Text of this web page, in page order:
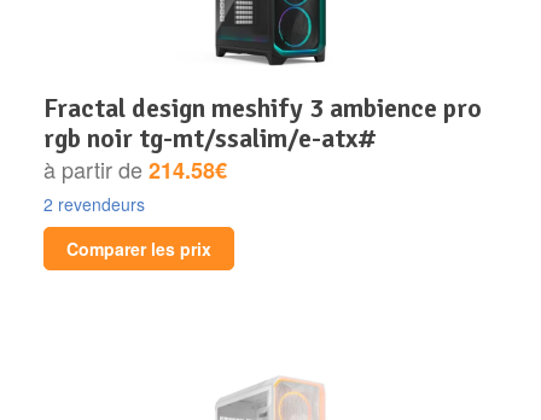
fractal design meshify 3 ambience pro
rgb noir tg-mt/ssalim/e-atx#
à partir de214.58€
2 revendeurs
Comparer les prix